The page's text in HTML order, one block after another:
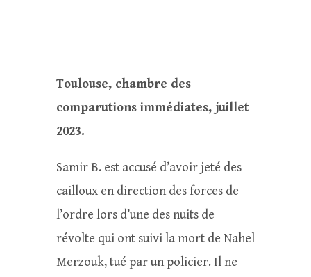
Toulouse, chambre des
comparutions immédiates, juillet
2023.
Samir B. est accusé d’avoir jeté des
cailloux en direction des forces de
l’ordre lors d’une des nuits de
révolte qui ont suivi la mort de Nahel
Merzouk, tué par un policier. Il ne